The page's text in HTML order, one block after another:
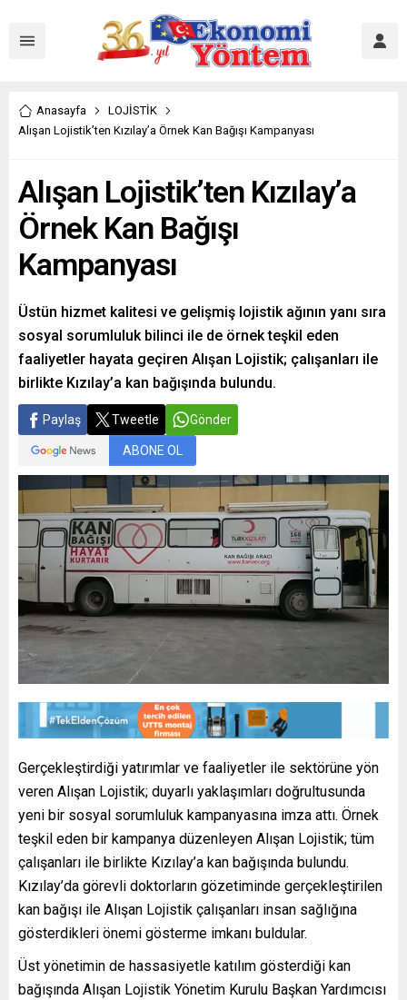
Anasayfa
LOJİSTİK
Alışan Lojistik’ten Kızılay’a Örnek Kan Bağışı Kampanyası
Alışan Lojistik’ten Kızılay’a
Örnek Kan Bağışı
Kampanyası
Üstün hizmet kalitesi ve gelişmiş lojistik ağının yanı sıra
sosyal sorumluluk bilinci ile de örnek teşkil eden
faaliyetler hayata geçiren Alışan Lojistik; çalışanları ile
birlikte Kızılay’a kan bağışında bulundu.
Paylaş Tweetle Gönder
ABONE OL
Gerçekleştirdiği yatırımlar ve faaliyetler ile sektörüne yön
veren Alışan Lojistik; duyarlı yaklaşımları doğrultusunda
yeni bir sosyal sorumluluk kampanyasına imza attı. Örnek
teşkil eden bir kampanya düzenleyen Alışan Lojistik; tüm
çalışanları ile birlikte Kızılay’a kan bağışında bulundu.
Kızılay’da görevli doktorların gözetiminde gerçekleştirilen
kan bağışı ile Alışan Lojistik çalışanları insan sağlığına
gösterdikleri önemi gösterme imkanı buldular.
Üst yönetimin de hassasiyetle katılım gösterdiği kan
bağışında Alışan Lojistik Yönetim Kurulu Başkan Yardımcısı